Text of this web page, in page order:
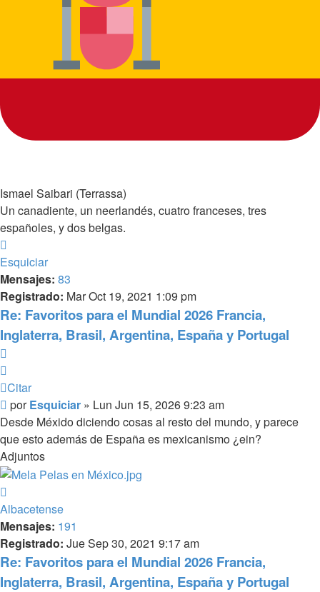
Ismael Saibari (Terrassa)
Un canadiente, un neerlandés, cuatro franceses, tres
españoles, y dos belgas.
Esquiciar
Mensajes: 83
Registrado: Mar Oct 19, 2021 1:09 pm
Re: Favoritos para el Mundial 2026 Francia,
Inglaterra, Brasil, Argentina, España y Portugal
Citar
Mensaje
porEsquiciar » Lun Jun 15, 2026 9:23 am
Desde Méxido diciendo cosas al resto del mundo, y parece
que esto además de España es mexicanismo ¿ein?
Adjuntos
Albacetense
Mensajes: 191
Registrado: Jue Sep 30, 2021 9:17 am
Re: Favoritos para el Mundial 2026 Francia,
Inglaterra, Brasil, Argentina, España y Portugal